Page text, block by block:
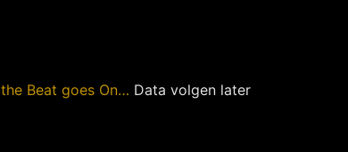
Beat goes On… Data volgen later